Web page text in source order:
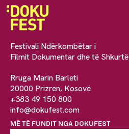
Festivali Ndërkombëtar i
Filmit Dokumentar dhe të Shkurtë
Rruga Marin Barleti
20000 Prizren, Kosovë
+383 49 150 800
info@dokufest.com
MË TË FUNDIT NGA DOKUFEST